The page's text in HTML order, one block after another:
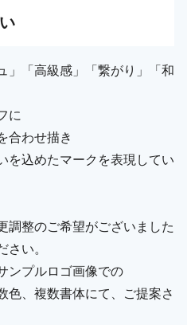
」「高級感」「繋がり」「和
に
合わせ描き
を込めたマークを表現してい
調整のご希望がございました
い。
ンプルロゴ画像での
色、複数書体にて、ご提案さ